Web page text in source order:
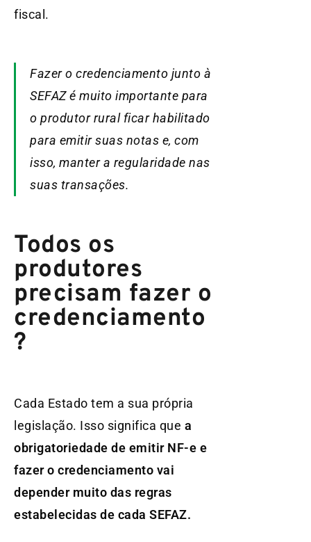
fiscal.
Fazer o credenciamento junto à
SEFAZ é muito importante para
o produtor rural ficar habilitado
para emitir suas notas e, com
isso, manter a regularidade nas
suas transações.
Todos os
produtores
precisam fazer o
credenciamento
?
Cada Estado tem a sua própria
legislação. Isso significa que a
obrigatoriedade de emitir NF-e e
fazer o credenciamento vai
depender muito das regras
estabelecidas de cada SEFAZ.